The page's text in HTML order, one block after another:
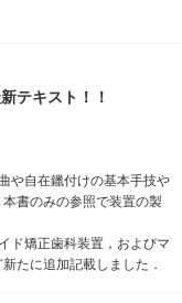
テキスト！！
や自在鑞付けの基本手技や
書のみの参照で装置の製
ド矯正歯科装置，およびマ
たに追加記載しました．